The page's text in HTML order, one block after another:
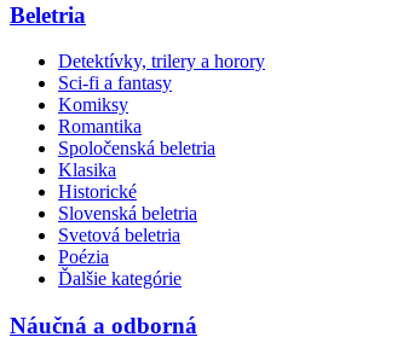
Beletria
Detektívky, trilery a horory
Sci-fi a fantasy
Komiksy
Romantika
Spoločenská beletria
Klasika
Historické
Slovenská beletria
Svetová beletria
Poézia
Ďalšie kategórie
Náučná a odborná